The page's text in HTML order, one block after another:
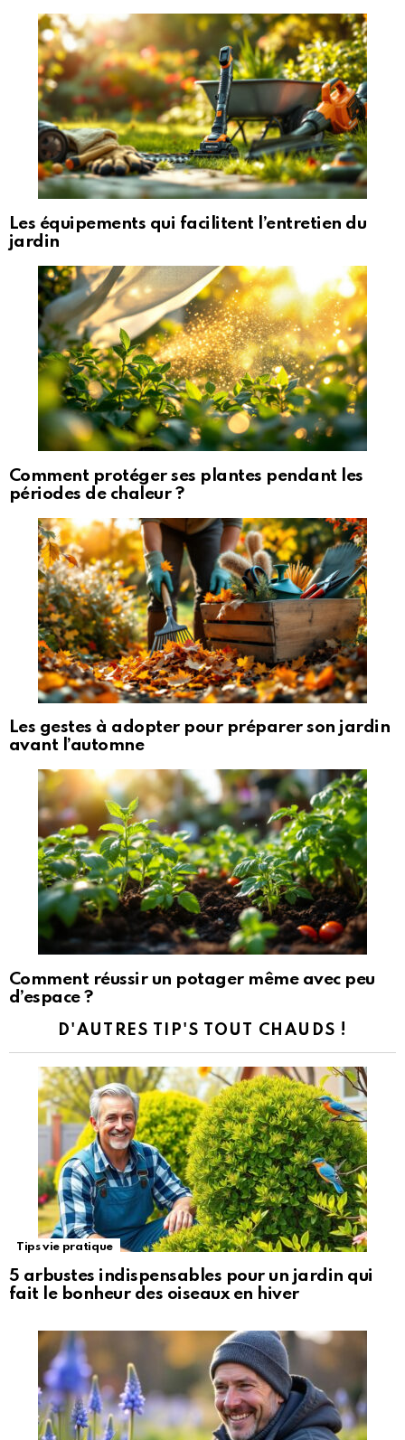
Les équipements qui facilitent l’entretien du
jardin
Comment protéger ses plantes pendant les
périodes de chaleur ?
Les gestes à adopter pour préparer son jardin
avant l’automne
Comment réussir un potager même avec peu
d’espace ?
D'AUTRES TIP'S TOUT CHAUDS !
Tips vie pratique
5 arbustes indispensables pour un jardin qui
fait le bonheur des oiseaux en hiver